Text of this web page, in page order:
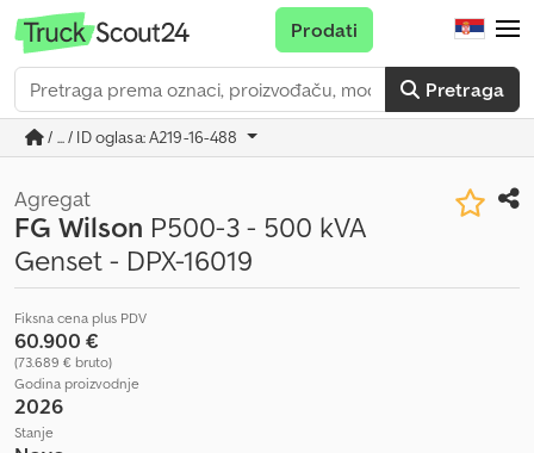
Pretraga
Prodati
/ ... / ID oglasa: A219-16-488
Agregat
FG Wilson P500-3 - 500 kVA
Genset - DPX-16019
Fiksna cena plus PDV
60.900 €
(73.689 € bruto)
Godina proizvodnje
2026
Stanje